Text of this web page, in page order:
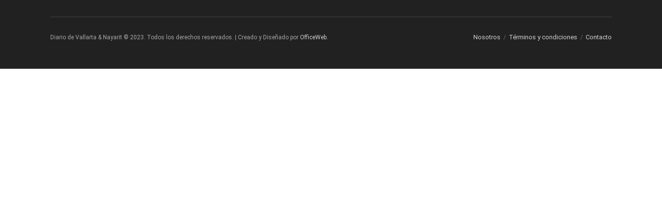
Nosotros Términos y condiciones Contacto
Diario de Vallarta & Nayarit © 2023. Todos los derechos reservados. | Creado y Diseñado por OfficeWeb